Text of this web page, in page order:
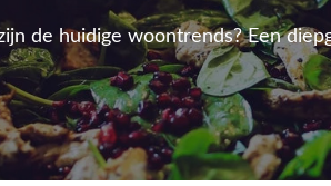
de huidige woontrends? Een